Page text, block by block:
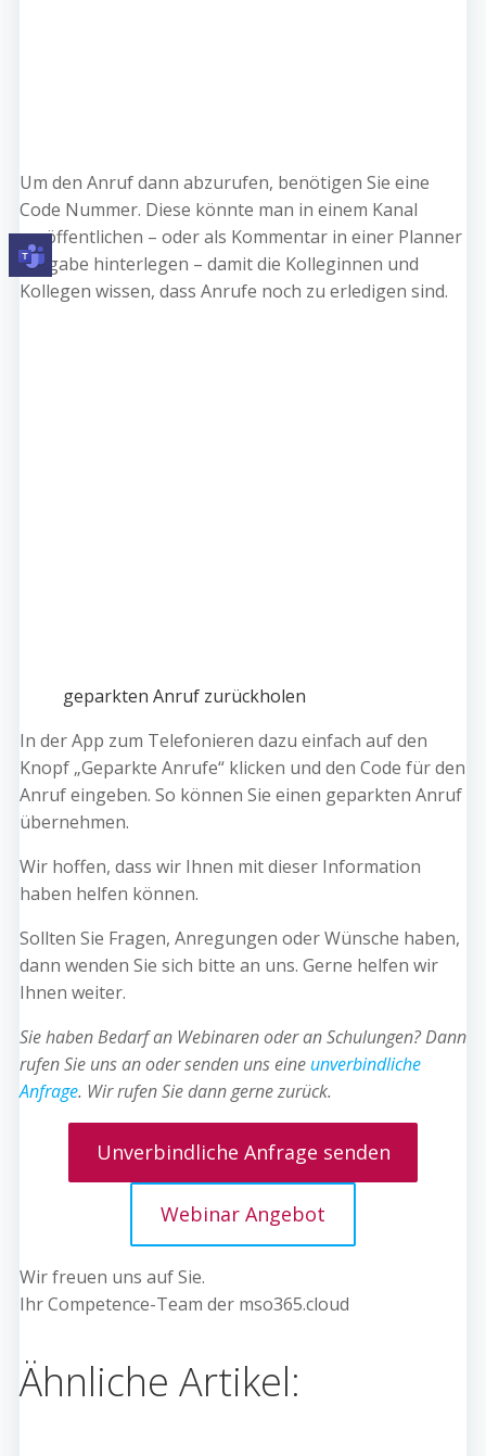
Um den Anruf dann abzurufen, benötigen Sie eine
Code Nummer. Diese könnte man in einem Kanal
veröffentlichen – oder als Kommentar in einer Planner
Aufgabe hinterlegen – damit die Kolleginnen und
Kollegen wissen, dass Anrufe noch zu erledigen sind.
geparkten Anruf zurückholen
In der App zum Telefonieren dazu einfach auf den
Knopf „Geparkte Anrufe“ klicken und den Code für den
Anruf eingeben. So können Sie einen geparkten Anruf
übernehmen.
Wir hoffen, dass wir Ihnen mit dieser Information
haben helfen können.
Sollten Sie Fragen, Anregungen oder Wünsche haben,
dann wenden Sie sich bitte an uns. Gerne helfen wir
Ihnen weiter.
Sie haben Bedarf an Webinaren oder an Schulungen? Dann
rufen Sie uns an oder senden uns eine unverbindliche
Anfrage. Wir rufen Sie dann gerne zurück.
Unverbindliche Anfrage senden
Webinar Angebot
Wir freuen uns auf Sie.
Ihr Competence-Team der mso365.cloud
Ähnliche Artikel: